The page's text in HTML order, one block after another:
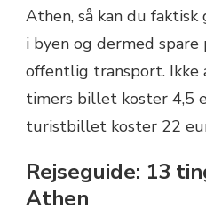
Athen, så kan du
i byen og dermed
offentlig transport.
timers billet koster 4,5
turistbillet koster 22
Rejseguide: 13
Athen